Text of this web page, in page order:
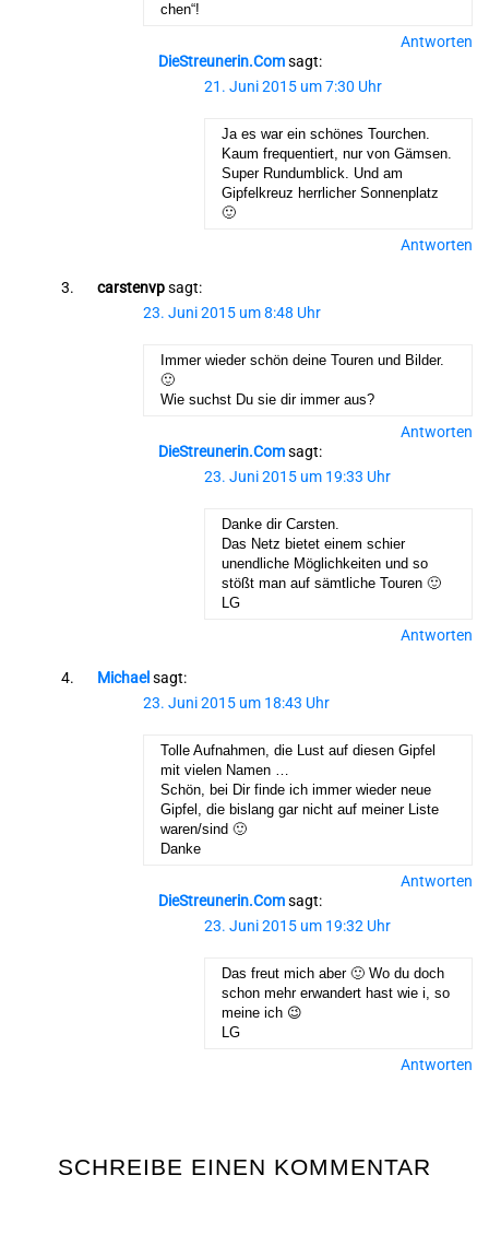
chen“!
Antworten
DieStreunerin.comsagt:
21. Juni 2015 um 7:30 Uhr
Ja es war ein schönes Tourchen.
Kaum frequentiert, nur von Gämsen.
Super Rundumblick. Und am
Gipfelkreuz herrlicher Sonnenplatz
🙂
Antworten
carstenvpsagt:
23. Juni 2015 um 8:48 Uhr
Immer wieder schön deine Touren und Bilder.
🙂
Wie suchst Du sie dir immer aus?
Antworten
DieStreunerin.comsagt:
23. Juni 2015 um 19:33 Uhr
Danke dir Carsten.
Das Netz bietet einem schier
unendliche Möglichkeiten und so
stößt man auf sämtliche Touren 🙂
LG
Antworten
Michael sagt:
23. Juni 2015 um 18:43 Uhr
Tolle Aufnahmen, die Lust auf diesen Gipfel
mit vielen Namen …
Schön, bei Dir finde ich immer wieder neue
Gipfel, die bislang gar nicht auf meiner Liste
waren/sind 🙂
Danke
Antworten
DieStreunerin.comsagt:
23. Juni 2015 um 19:32 Uhr
Das freut mich aber 🙂 Wo du doch
schon mehr erwandert hast wie i, so
meine ich 😉
LG
Antworten
SCHREIBE EINEN KOMMENTAR